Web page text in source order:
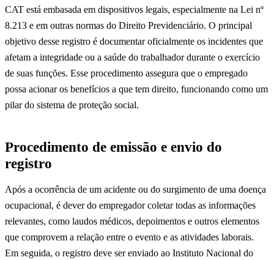
CAT está embasada em dispositivos legais, especialmente na Lei nº
8.213 e em outras normas do Direito Previdenciário. O principal
objetivo desse registro é documentar oficialmente os incidentes que
afetam a integridade ou a saúde do trabalhador durante o exercício
de suas funções. Esse procedimento assegura que o empregado
possa acionar os benefícios a que tem direito, funcionando como um
pilar do sistema de proteção social.
Procedimento de emissão e envio do
registro
Após a ocorrência de um acidente ou do surgimento de uma doença
ocupacional, é dever do empregador coletar todas as informações
relevantes, como laudos médicos, depoimentos e outros elementos
que comprovem a relação entre o evento e as atividades laborais.
Em seguida, o registro deve ser enviado ao Instituto Nacional do